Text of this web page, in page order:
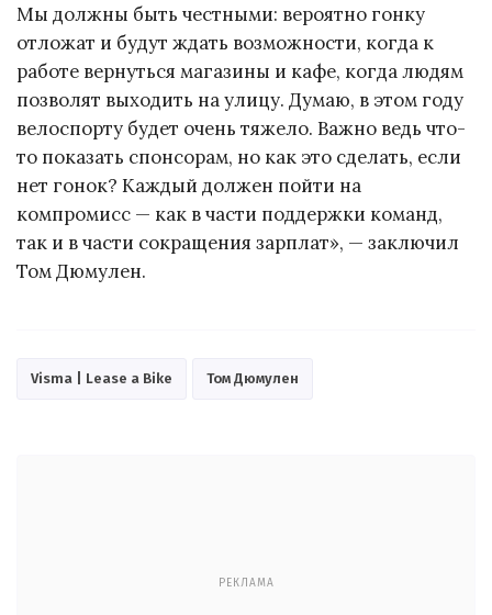
Мы должны быть честными: вероятно гонку
отложат и будут ждать возможности, когда к
работе вернуться магазины и кафе, когда людям
позволят выходить на улицу. Думаю, в этом году
велоспорту будет очень тяжело. Важно ведь что-
то показать спонсорам, но как это сделать, если
нет гонок? Каждый должен пойти на
компромисс — как в части поддержки команд,
так и в части сокращения зарплат», — заключил
Том Дюмулен.
Visma | Lease a Bike Том Дюмулен
РЕКЛАМА